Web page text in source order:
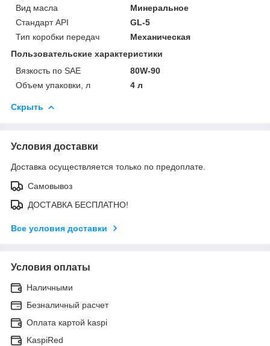
Вид масла
Минеральное
Стандарт API
GL-5
Тип коробки передач
Механическая
Пользовательские характеристики
Вязкость по SAE
80W-90
Объем упаковки, л
4 л
Скрыть
Условия доставки
Доставка осуществляется только по предоплате.
Самовывоз
ДОСТАВКА БЕСПЛАТНО!
Все условия доставки
Условия оплаты
Наличными
Безналичный расчет
Оплата картой kaspi
KaspiRed